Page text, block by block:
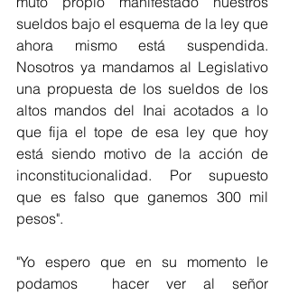
sueldos bajo el esquema de la ley que
ahora mismo está suspendida.
Nosotros ya mandamos al Legislativo
una propuesta de los sueldos de los
altos mandos del Inai acotados a lo
que fija el tope de esa ley que hoy
está siendo motivo de la acción de
inconstitucionalidad. Por supuesto
que es falso que ganemos 300 mil
pesos".
"Yo espero que en su momento le
podamos  hacer ver al señor